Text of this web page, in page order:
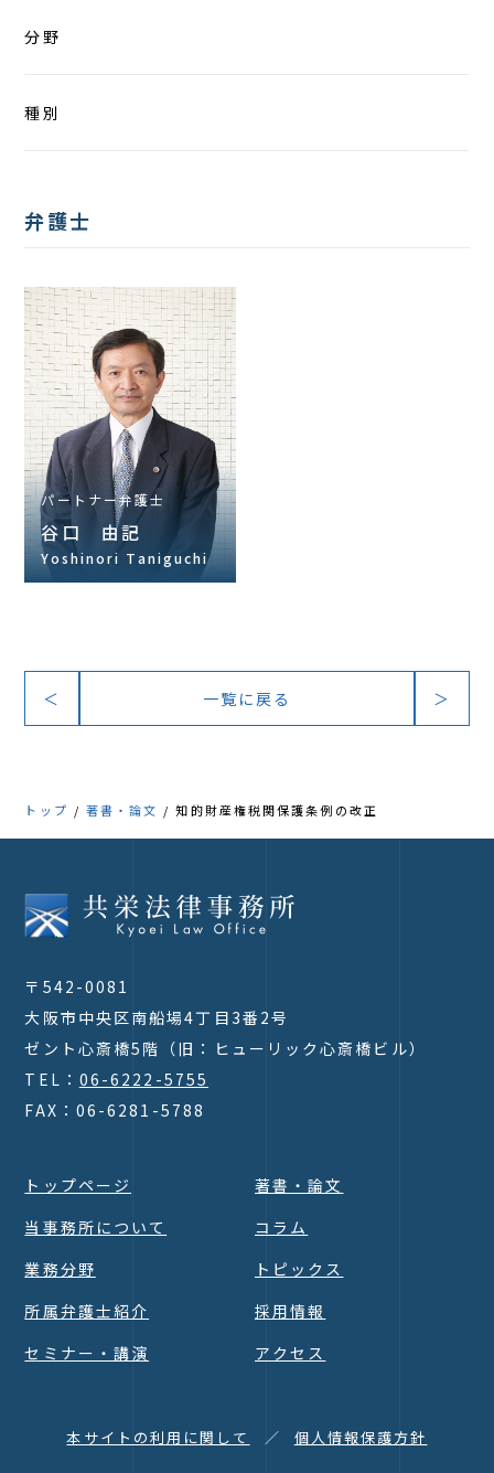
分野
種別
弁護士
パートナー弁護士
谷口 由記
Yoshinori Taniguchi
＜ 一覧に戻る ＞
トップ 著書・論文 知的財産権税関保護条例の改正
Page Top
〒542-0081
大阪市中央区南船場4丁目3番2号
ゼント心斎橋5階（旧：ヒューリック心斎橋ビル）
TEL： 06-6222-5755
FAX：06-6281-5788
トップページ
当事務所について
業務分野
所属弁護士紹介
セミナー・講演
著書・論文
コラム
トピックス
採用情報
アクセス
本サイトの利用に関して 個人情報保護方針